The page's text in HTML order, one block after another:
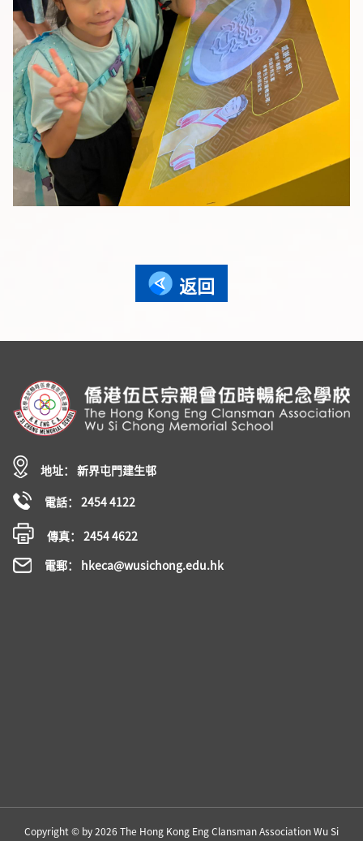
返回
地址： 新界屯門建生邨
電話： 2454 4122
傳真： 2454 4622
電郵： hkeca@wusichong.edu.hk
Copyright © by 2026 The Hong Kong Eng Clansman Association Wu Si